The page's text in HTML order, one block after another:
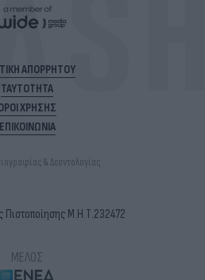
ΑΠΟΡΡΗΤΟΥ
ΤΑΥΤΟΤΗΤΑ
ΧΡΗΣΗΣ
ΕΠΙΚΟΙΝΩΝΙΑ
& Δεοντολογίας
Πιστοποίησης Μ.Η.Τ.232472
ΜΕΛΟΣ